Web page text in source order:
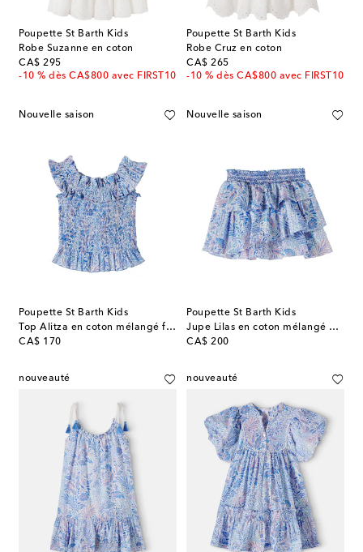
Poupette St Barth Kids
Robe Suzanne en coton
CA$ 295
original price
-10 % dès CA$800 avec FIRST10
Poupette St Barth Kids
Robe Cruz en coton
CA$ 265
original price
-10 % dès CA$800 avec FIRST10
Nouvelle saison
Poupette St Barth Kids
Top Alitza en coton mélangé floral smocké
CA$ 170
original price
Nouvelle saison
Poupette St Barth Kids
Jupe Lilas en coton mélangé à imprimé floral et volants
CA$ 200
original price
nouveauté nouveauté